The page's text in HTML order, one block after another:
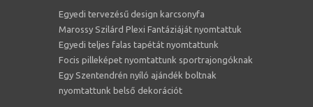
Egyedi tervezésű design karcsonyfa
Marossy Szilárd Plexi Fantáziáját nyomtattuk
Egyedi teljes falas tapétát nyomtattunk
Focis pilleképet nyomtattunk sportrajongóknak
Egy Szentendrén nyíló ajándék boltnak
nyomtattunk belső dekorációt